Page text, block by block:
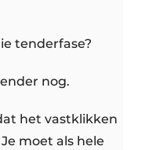
tenderfase?
nog.
het vastklikken
moet als hele